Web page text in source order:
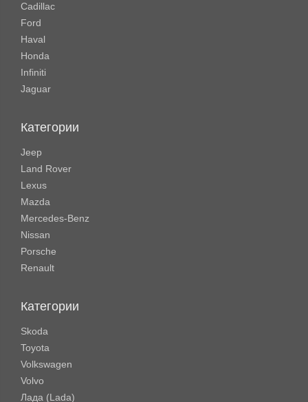
Cadillac
Ford
Haval
Honda
Infiniti
Jaguar
Категории
Jeep
Land Rover
Lexus
Mazda
Mercedes-Benz
Nissan
Porsche
Renault
Категории
Skoda
Toyota
Volkswagen
Volvo
Лада (Lada)